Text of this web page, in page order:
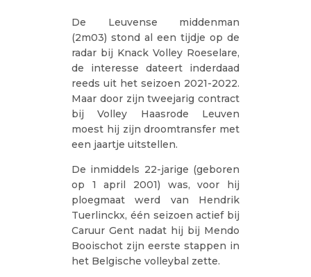
De Leuvense middenman
(2m03) stond al een tijdje op de
radar bij Knack Volley Roeselare,
de interesse dateert inderdaad
reeds uit het seizoen 2021-2022.
Maar door zijn tweejarig contract
bij Volley Haasrode Leuven
moest hij zijn droomtransfer met
een jaartje uitstellen.
De inmiddels 22-jarige (geboren
op 1 april 2001) was, voor hij
ploegmaat werd van Hendrik
Tuerlinckx, één seizoen actief bij
Caruur Gent nadat hij bij Mendo
Booischot zijn eerste stappen in
het Belgische volleybal zette.